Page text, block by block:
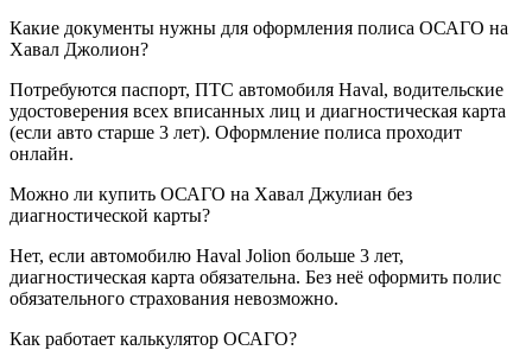
Какие документы нужны для оформления полиса ОСАГО на
Хавал Джолион?
Потребуются паспорт, ПТС автомобиля Haval, водительские
удостоверения всех вписанных лиц и диагностическая карта
(если авто старше 3 лет). Оформление полиса проходит
онлайн.
Можно ли купить ОСАГО на Хавал Джулиан без
диагностической карты?
Нет, если автомобилю Haval Jolion больше 3 лет,
диагностическая карта обязательна. Без неё оформить полис
обязательного страхования невозможно.
Как работает калькулятор ОСАГО?